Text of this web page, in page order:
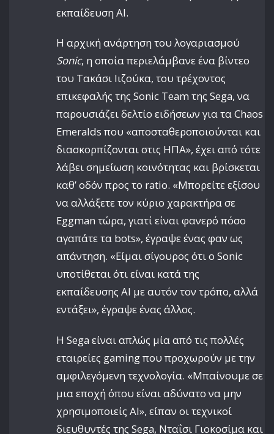
εκπαίδευση AI.
Η αρχική ανάρτηση του λογαριασμού
Sonic, η οποία περιελάμβανε ένα βίντεο
του Τακάσι Ιιζούκα, του τρέχοντος
επικεφαλής της Sonic Team της Sega, να
παρουσιάζει δελτίο ειδήσεων για τα Chaos
Emeralds που «αποσταθεροποιούνται και
διασκορπίζονται στις ΗΠΑ», έχει από τότε
λάβει σημείωση κοινότητας και βρίσκεται
καθ’ οδόν προς το ratio. «Μπορείτε εξίσου
να αλλάξετε τον κύριο χαρακτήρα σε
Eggman τώρα, γιατί είναι φανερό πόσο
αγαπάτε τα bots», έγραψε ένας φαν ως
απάντηση. «Είμαι σίγουρος ότι ο Sonic
υποτίθεται ότι είναι κατά της
εκπαίδευσης AI με αυτόν τον τρόπο, αλλά
εντάξει», έγραψε ένας άλλος.
Η Sega είναι απλώς μία από τις πολλές
εταιρείες gaming που προχωρούν με την
αμφιλεγόμενη τεχνολογία. «Μπαίνουμε σε
μια εποχή όπου είναι αδύνατο να μην
χρησιμοποιείς AI», είπαν οι τεχνικοί
διευθυντές της Sega, Νταΐσι Γιοκοσίμα και